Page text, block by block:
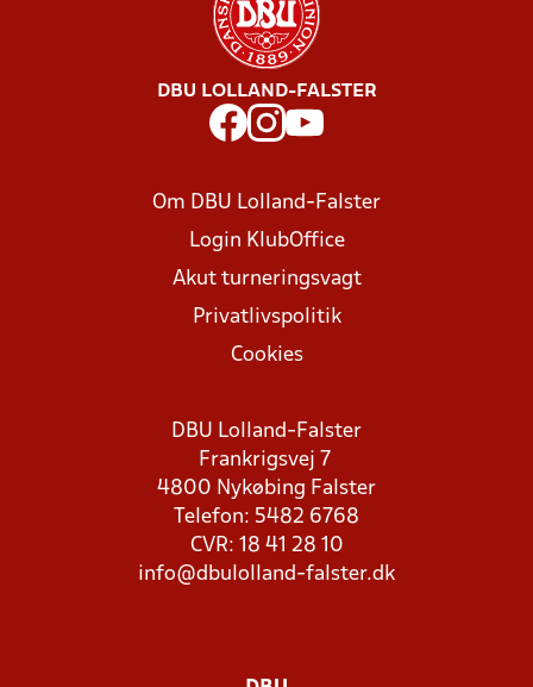
DBU LOLLAND-FALSTER
Om DBU Lolland-Falster
Login KlubOffice
Akut turneringsvagt
Privatlivspolitik
Cookies
DBU Lolland-Falster
Frankrigsvej 7
4800 Nykøbing Falster
Telefon: 5482 6768
CVR: 18 41 28 10
info@dbulolland-falster.dk